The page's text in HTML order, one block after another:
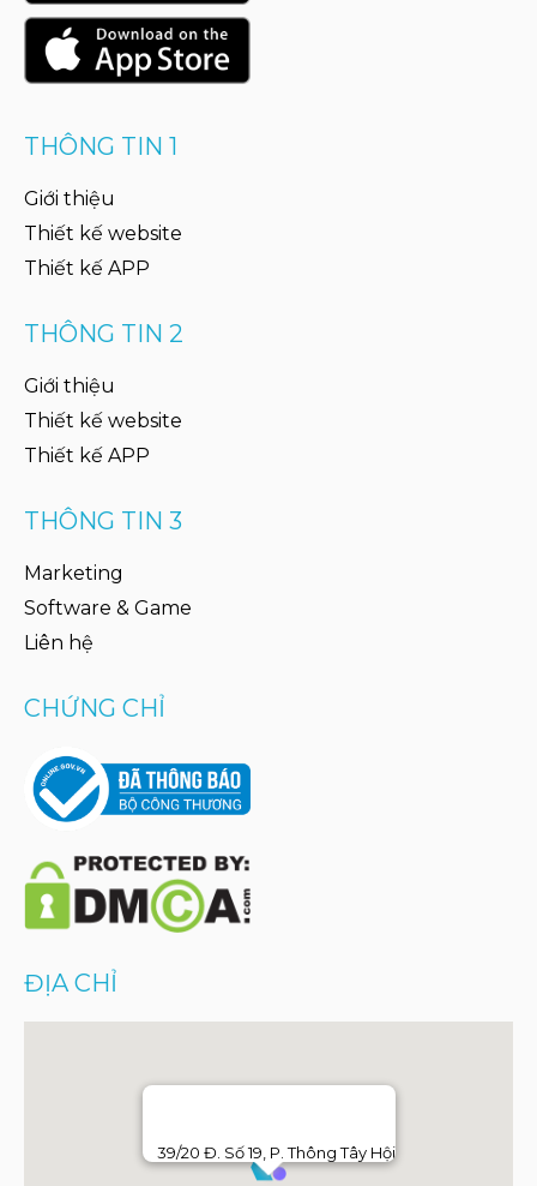
THÔNG TIN 1
Giới thiệu
Thiết kế website
Thiết kế APP
THÔNG TIN 2
Giới thiệu
Thiết kế website
Thiết kế APP
THÔNG TIN 3
Marketing
Software & Game
Liên hệ
CHỨNG CHỈ
ĐỊA CHỈ
39/20 Đ. Số 19, P. Thông Tây Hội